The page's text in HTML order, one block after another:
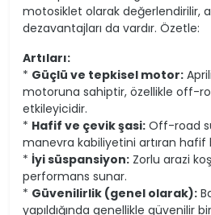
motosiklet olarak değerlendirilir,
dezavantajları da vardır. Özetle:
Artıları:
* Güçlü ve tepkisel motor:
motoruna sahiptir, özellikle off-
etkileyicidir.
* Hafif ve çevik şasi: Off-road
manevra kabiliyetini artıran hafif
* İyi süspansiyon: Zorlu arazi
performans sunar.
* Güvenilirlik (genel olarak):
yapıldığında genellikle güvenilir